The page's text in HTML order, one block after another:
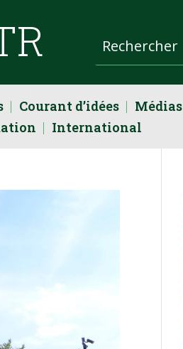
Courant d’idées Médias
International